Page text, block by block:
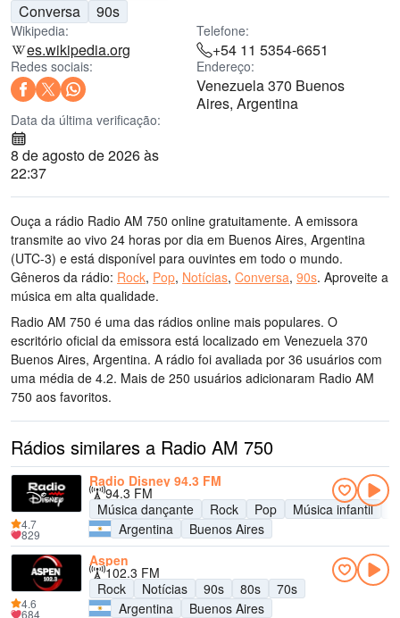
Conversa
90s
Wikipedia:
es.wikipedia.org
Telefone:
+54 11 5354-6651
Redes sociais: Endereço:
Venezuela 370 Buenos
Aires, Argentina
Data da última verificação:
8 de agosto de 2026 às
22:37
Ouça a rádio Radio AM 750 online gratuitamente. A emissora
transmite ao vivo 24 horas por dia em Buenos Aires, Argentina
(UTC-3) e está disponível para ouvintes em todo o mundo.
Gêneros da rádio: Rock, Pop, Notícias, Conversa, 90s. Aproveite a
música em alta qualidade.
Radio AM 750 é uma das rádios online mais populares. O
escritório oficial da emissora está localizado em Venezuela 370
Buenos Aires, Argentina. A rádio foi avaliada por 36 usuários com
uma média de 4.2. Mais de 250 usuários adicionaram Radio AM
750 aos favoritos.
Rádios similares a Radio AM 750
Radio Disney 94.3 FM
94.3 FM
Música dançante
Rock Pop Música infantil
Argentina
Buenos Aires
4.7
829
Aspen
102.3 FM
Rock
Notícias 90s 80s
70s
Argentina
Buenos Aires
4.6
684